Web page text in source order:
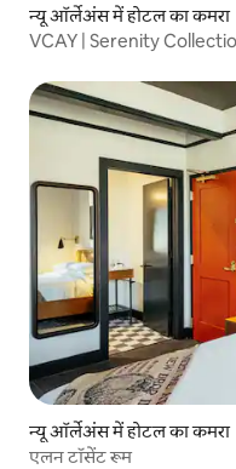
न्यू ऑर्लेअंस में होटल का कमरा
VCAY | Serenity
न्यू ऑर्लेअंस में होटल का कमरा
एलन टॉसेंट रूम